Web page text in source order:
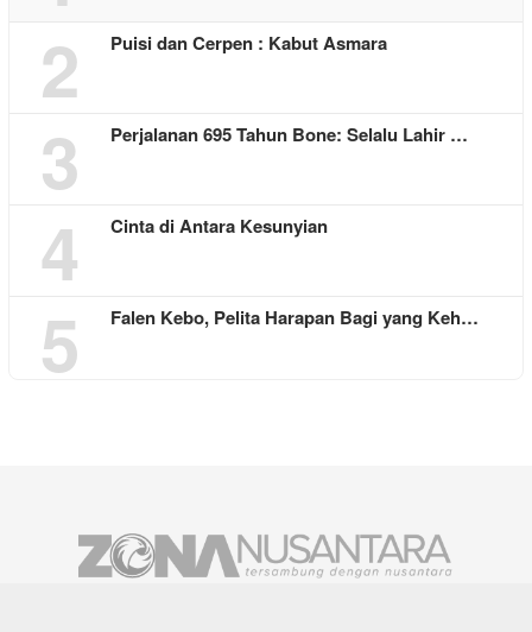
2 Puisi dan Cerpen : Kabut Asmara
3 Perjalanan 695 Tahun Bone: Selalu Lahir …
4 Cinta di Antara Kesunyian
5 Falen Kebo, Pelita Harapan Bagi yang Keh…